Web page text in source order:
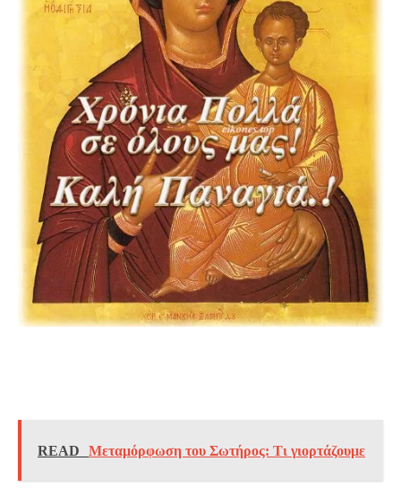
READ Μεταμόρφωση του Σωτήρος: Τι γιορτάζουμε